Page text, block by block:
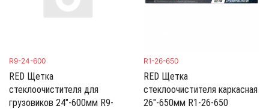
R9-24-600
RED Щетка
стеклоочистителя для
грузовиков 24"-600мм R9-
R1-26-650
RED Щетка
стеклоочистителя каркасная
26"-650мм R1-26-650